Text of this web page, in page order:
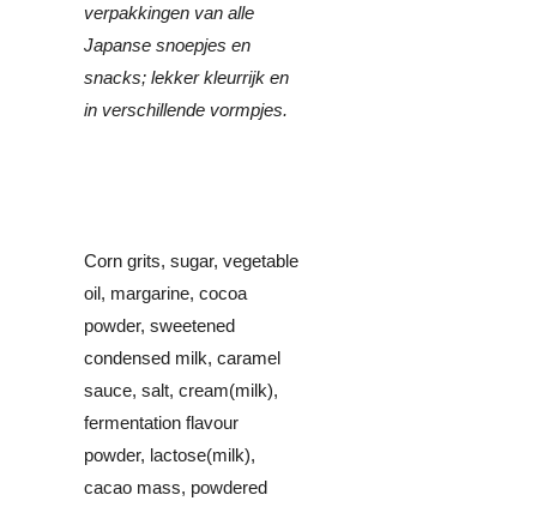
verpakkingen van alle
Japanse snoepjes en
snacks; lekker kleurrijk en
in verschillende vormpjes.
Corn grits, sugar, vegetable
oil, margarine, cocoa
powder, sweetened
condensed milk, caramel
sauce, salt, cream(milk),
fermentation flavour
powder, lactose(milk),
cacao mass, powdered